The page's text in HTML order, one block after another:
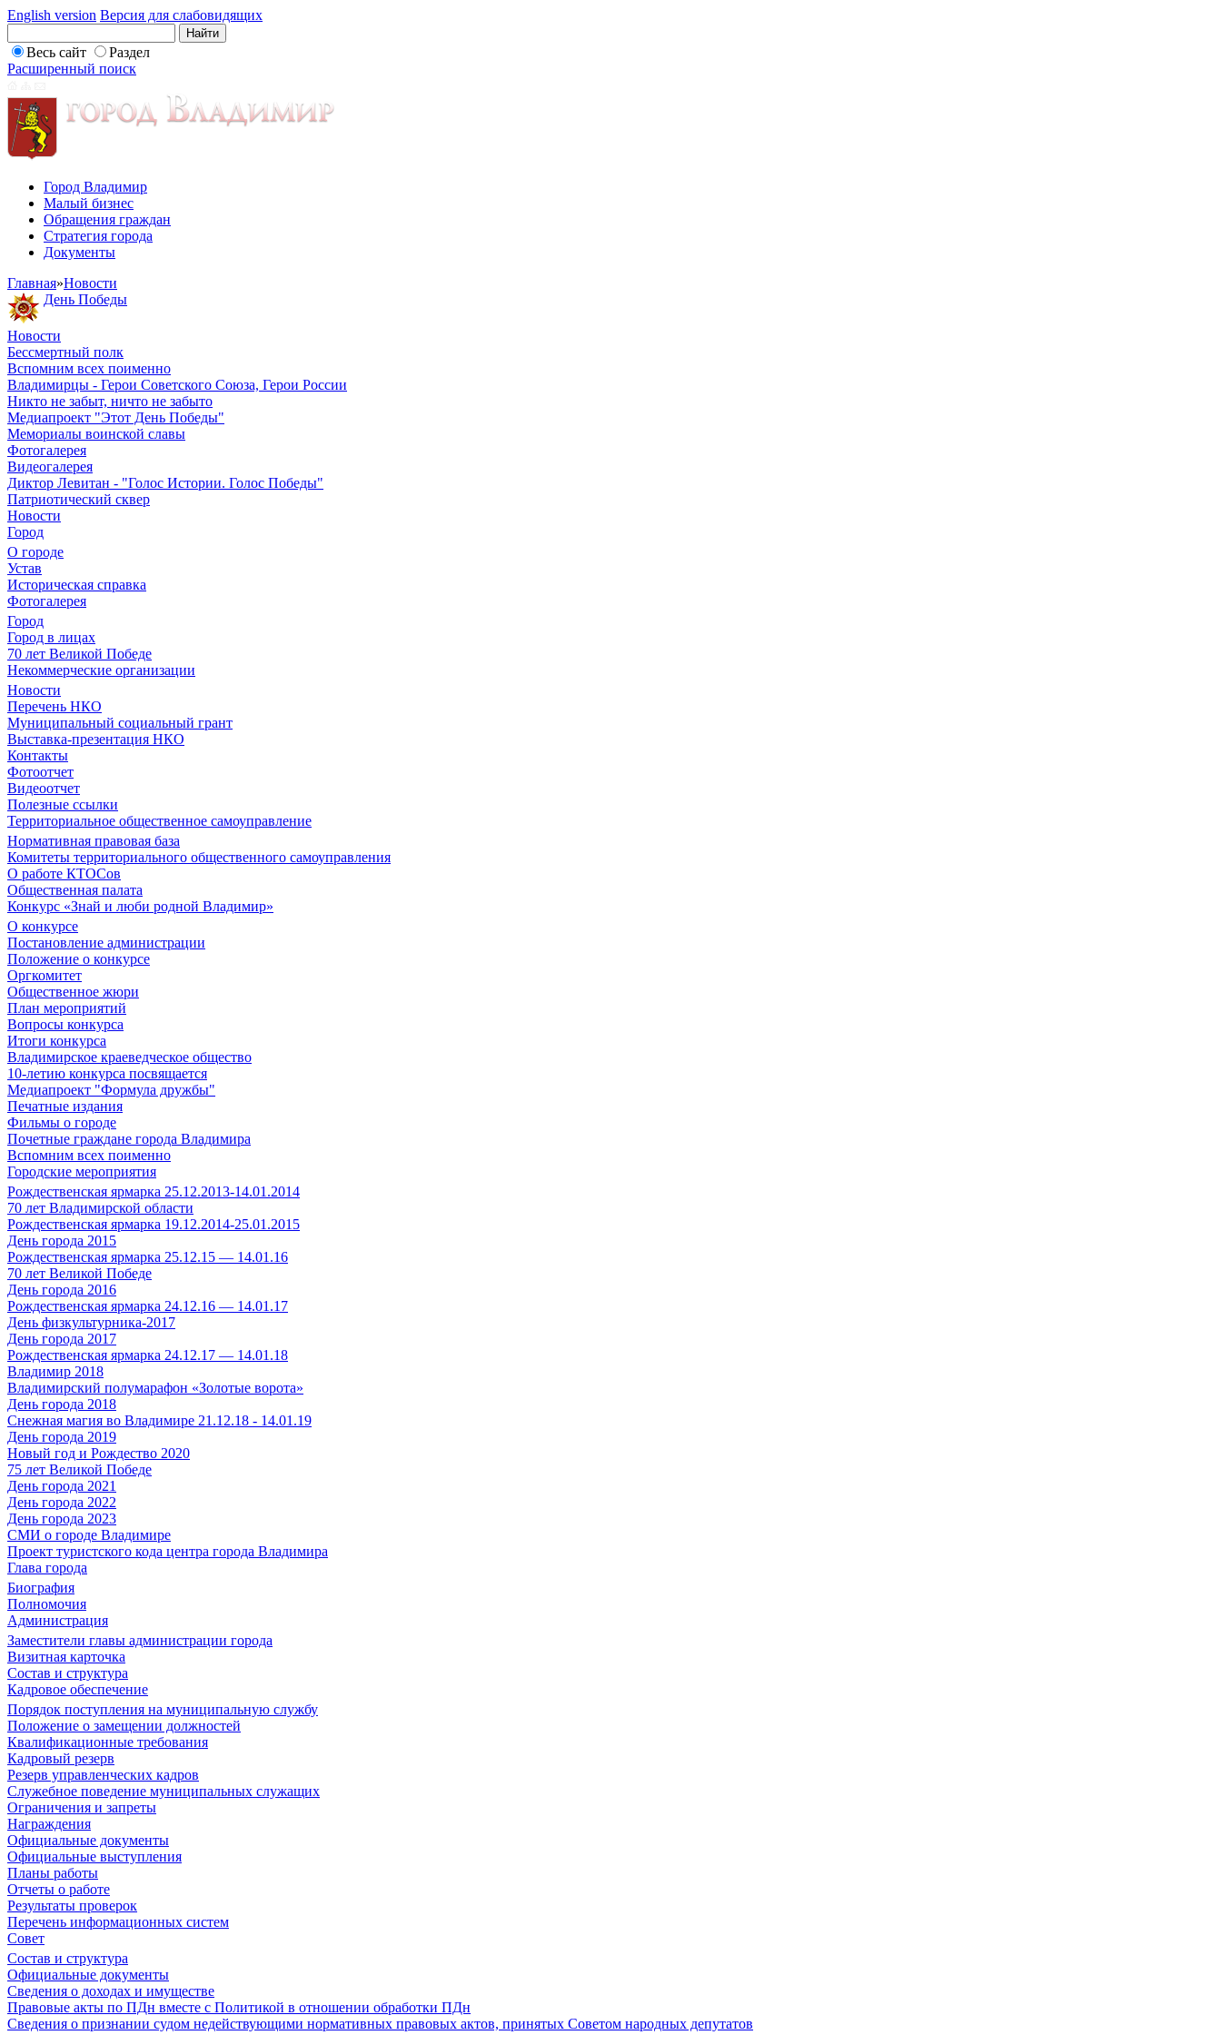
English version Версия для слабовидящих
Весь сайт
Раздел
Расширенный поиск
Город Владимир
Малый бизнес
Обращения граждан
Стратегия города
Документы
Главная»Новости
День Победы
Новости
Бессмертный полк
Вспомним всех поименно
Владимирцы - Герои Советского Союза, Герои России
Никто не забыт, ничто не забыто
Медиапроект "Этот День Победы"
Мемориалы воинской славы
Фотогалерея
Видеогалерея
Диктор Левитан - "Голос Истории. Голос Победы"
Патриотический сквер
Новости
Город
О городе
Устав
Историческая справка
Фотогалерея
Город
Город в лицах
70 лет Великой Победе
Некоммерческие организации
Новости
Перечень НКО
Муниципальный социальный грант
Выставка-презентация НКО
Контакты
Фотоотчет
Видеоотчет
Полезные ссылки
Территориальное общественное самоуправление
Нормативная правовая база
Комитеты территориального общественного самоуправления
О работе КТОСов
Общественная палата
Конкурс «Знай и люби родной Владимир»
О конкурсе
Постановление администрации
Положение о конкурсе
Оргкомитет
Общественное жюри
План мероприятий
Вопросы конкурса
Итоги конкурса
Владимирское краеведческое общество
10-летию конкурса посвящается
Медиапроект "Формула дружбы"
Печатные издания
Фильмы о городе
Почетные граждане города Владимира
Вспомним всех поименно
Городские мероприятия
Рождественская ярмарка 25.12.2013-14.01.2014
70 лет Владимирской области
Рождественская ярмарка 19.12.2014-25.01.2015
День города 2015
Рождественская ярмарка 25.12.15 — 14.01.16
70 лет Великой Победе
День города 2016
Рождественская ярмарка 24.12.16 — 14.01.17
День физкультурника-2017
День города 2017
Рождественская ярмарка 24.12.17 — 14.01.18
Владимир 2018
Владимирский полумарафон «Золотые ворота»
День города 2018
Снежная магия во Владимире 21.12.18 - 14.01.19
День города 2019
Новый год и Рождество 2020
75 лет Великой Победе
День города 2021
День города 2022
День города 2023
СМИ о городе Владимире
Проект туристского кода центра города Владимира
Глава города
Биография
Полномочия
Администрация
Заместители главы администрации города
Визитная карточка
Состав и структура
Кадровое обеспечение
Порядок поступления на муниципальную службу
Положение о замещении должностей
Квалификационные требования
Кадровый резерв
Резерв управленческих кадров
Служебное поведение муниципальных служащих
Ограничения и запреты
Награждения
Официальные документы
Официальные выступления
Планы работы
Отчеты о работе
Результаты проверок
Перечень информационных систем
Совет
Состав и структура
Официальные документы
Сведения о доходах и имуществе
Правовые акты по ПДн вместе с Политикой в отношении обработки ПДн
Сведения о признании судом недействующими нормативных правовых актов, принятых Советом народных депутатов